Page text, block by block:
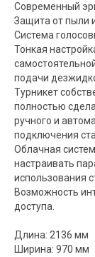
Современный
Защита от пыли
Система
Тонкая
подачи
Турникет
полностью
ручного и
подключения
Облачная
настраивать
использования
Возможность
доступа.
Длина: 2136 мм
Ширина: 970 мм